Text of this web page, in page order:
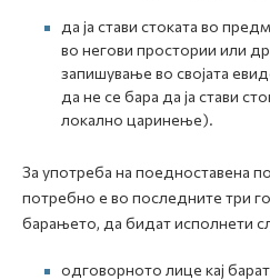
да ја стави стоката во
во негови простории или
запишување во својата
да не се бара да ја стави
локално царинење).
За употреба на поедноставена
потребно е во последните три
барањето, да бидат исполнети
одговорното лице кај